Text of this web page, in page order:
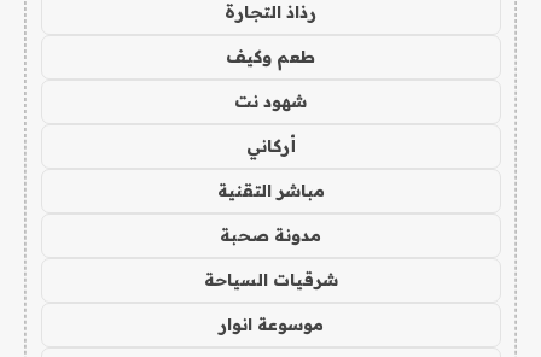
رذاذ التجارة
طعم وكيف
شهود نت
أركاني
مباشر التقنية
مدونة صحبة
شرقيات السياحة
موسوعة انوار